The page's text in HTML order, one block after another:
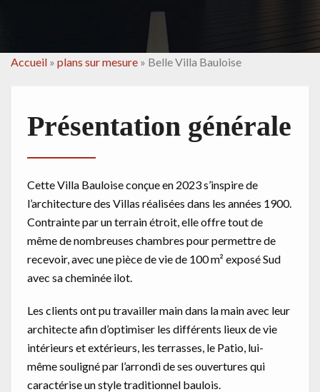
Accueil » plans sur mesure » Belle Villa Bauloise
Présentation générale
Cette Villa Bauloise conçue en 2023 s’inspire de
l’architecture des Villas réalisées dans les années 1900.
Contrainte par un terrain étroit, elle offre tout de
même de nombreuses chambres pour permettre de
recevoir, avec une pièce de vie de 100 m² exposé Sud
avec sa cheminée ilot.
Les clients ont pu travailler main dans la main avec leur
architecte afin d’optimiser les différents lieux de vie
intérieurs et extérieurs, les terrasses, le Patio, lui-
même souligné par l’arrondi de ses ouvertures qui
caractérise un style traditionnel baulois.